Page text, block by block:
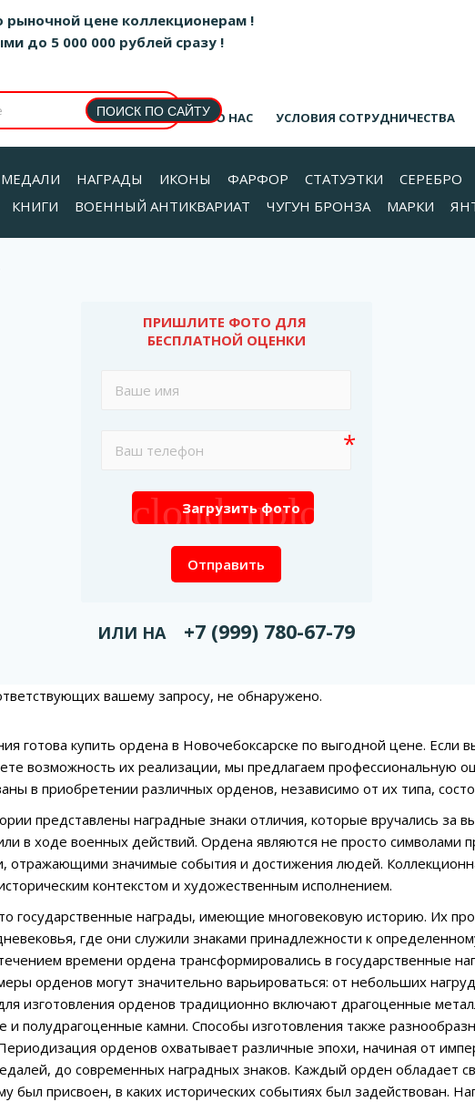
рыночной цене коллекционерам !
до 5 000 000 рублей сразу !
О НАС УСЛОВИЯ СОТРУДНИЧЕСТВА
МЕДАЛИ НАГРАДЫ ИКОНЫ ФАРФОР СТАТУЭТКИ СЕРЕБРО
КНИГИ ВОЕННЫЙ АНТИКВАРИАТ ЧУГУН БРОНЗА МАРКИ
ПРИШЛИТЕ ФОТО ДЛЯ
БЕСПЛАТНОЙ ОЦЕНКИ
cloud_upload
Загрузить фото
Отправить
ИЛИ НА +7 (999) 780-67-79
вашему запросу, не обнаружено.
готова купить ордена в Новочебоксарске по выгодной цене. Если
возможность их реализации, мы предлагаем профессиональную
в приобретении различных орденов, независимо от их типа,
представлены наградные знаки отличия, которые вручались за
в ходе военных действий. Ордена являются не просто символами
отражающими значимые события и достижения людей.
контекстом и художественным исполнением.
государственные награды, имеющие многовековую историю. Их
где они служили знаками принадлежности к
времени ордена трансформировались в государственные
орденов могут значительно варьироваться: от небольших
изготовления орденов традиционно включают драгоценные
и полудрагоценные камни. Способы изготовления также
орденов охватывает различные эпохи, начиная от
до современных наградных знаков. Каждый орден обладает
был присвоен, в каких исторических событиях был задействован.